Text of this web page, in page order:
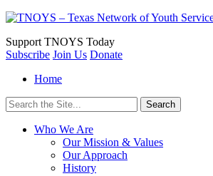
Support TNOYS Today
Subscribe Join Us Donate
Home
Search
for:
Who We Are
Our Mission & Values
Our Approach
History